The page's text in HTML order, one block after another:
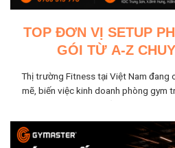
TOP ĐƠN VỊ SETUP
GÓI TỪ A-Z
Thị trường Fitness tại Việt Nam đang
mẽ, biến việc kinh doanh phòng gym